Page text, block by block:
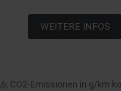
WEITERE INFOS
CO2-Emissionen in g/km